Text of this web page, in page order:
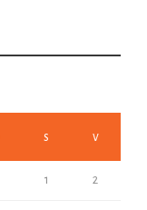
s v
1 2